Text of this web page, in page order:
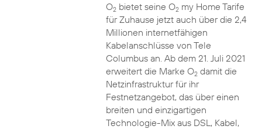
O2bietet seine O2my Home Tarife
für Zuhause jetzt auch über die 2,4
Millionen internetfähigen
Kabelanschlüsse von Tele
Columbus an. Ab dem 21. Juli 2021
erweitert die Marke O2damit die
Netzinfrastruktur für ihr
Festnetzangebot, das über einen
breiten und einzigartigen
Technologie-Mix aus DSL, Kabel,